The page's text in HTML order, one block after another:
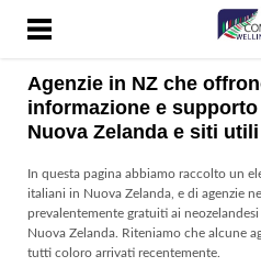
HOME
COSA SONO I COMITES
DOCUMENTI
NEWS
PAGINE UTILI
RADIO ONDAZZURRA
Agenzie in NZ che
informazione e
Nuova Zelanda e siti
In questa pagina abbiamo raccolto un
italiani in Nuova Zelanda, e di agenzie
prevalentemente gratuiti ai
Nuova Zelanda. Riteniamo che alcune
tutti coloro arrivati recentemente.